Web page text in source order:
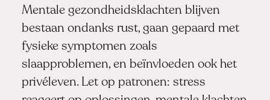
Mentale gezondheidsklachten blijven
bestaan ondanks rust, gaan gepaard met
fysieke symptomen zoals
slaapproblemen, en beïnvloeden ook het
privéleven. Let op patronen: stress